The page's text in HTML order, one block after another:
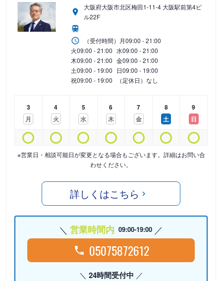
大阪府大阪市北区梅田1-11-4 大阪駅前第4ビ
ル22F
（受付時間） 月09:00 - 21:00
火09:00 - 21:00 水09:00 - 21:00
木09:00 - 21:00 金09:00 - 21:00
土09:00 - 19:00 日09:00 - 19:00
祝09:00 - 19:00 （定休日）なし
3
月
4
火
5
水
6
木
7
金
8
土
9
日
※営業日・相談可能日が変更となる場合もございます。詳細はお問い合
わせください。
詳しくはこちら
営業時間内 09:00-19:00
05075872612
24時間受付中